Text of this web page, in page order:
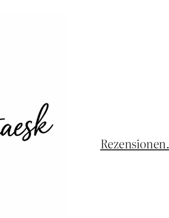
Rezensionen.